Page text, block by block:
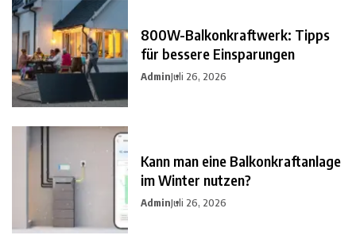
800W-Balkonkraftwerk: Tipps
für bessere Einsparungen
AdminJuli 26, 2026
Kann man eine Balkonkraftanlage
im Winter nutzen?
AdminJuli 26, 2026